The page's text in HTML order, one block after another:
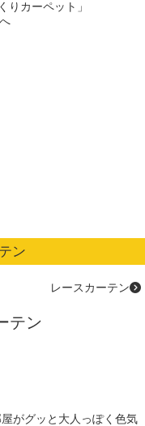
りカーペット」
ン
レースカーテン
がグッと大人っぽく色気